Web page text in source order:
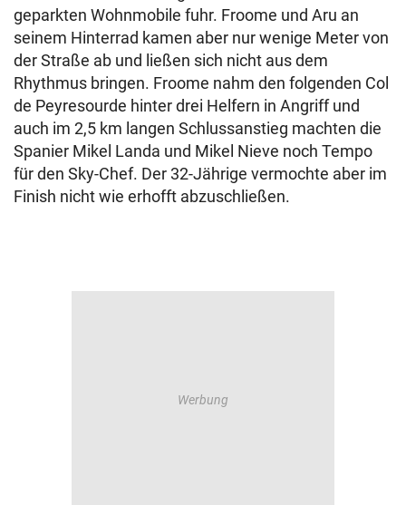
geparkten Wohnmobile fuhr. Froome und Aru an
seinem Hinterrad kamen aber nur wenige Meter von
der Straße ab und ließen sich nicht aus dem
Rhythmus bringen. Froome nahm den folgenden Col
de Peyresourde hinter drei Helfern in Angriff und
auch im 2,5 km langen Schlussanstieg machten die
Spanier Mikel Landa und Mikel Nieve noch Tempo
für den Sky-Chef. Der 32-Jährige vermochte aber im
Finish nicht wie erhofft abzuschließen.